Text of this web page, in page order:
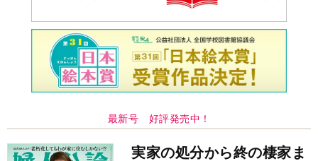
最新号 好評発売中！
実家の処分から終の棲家ま